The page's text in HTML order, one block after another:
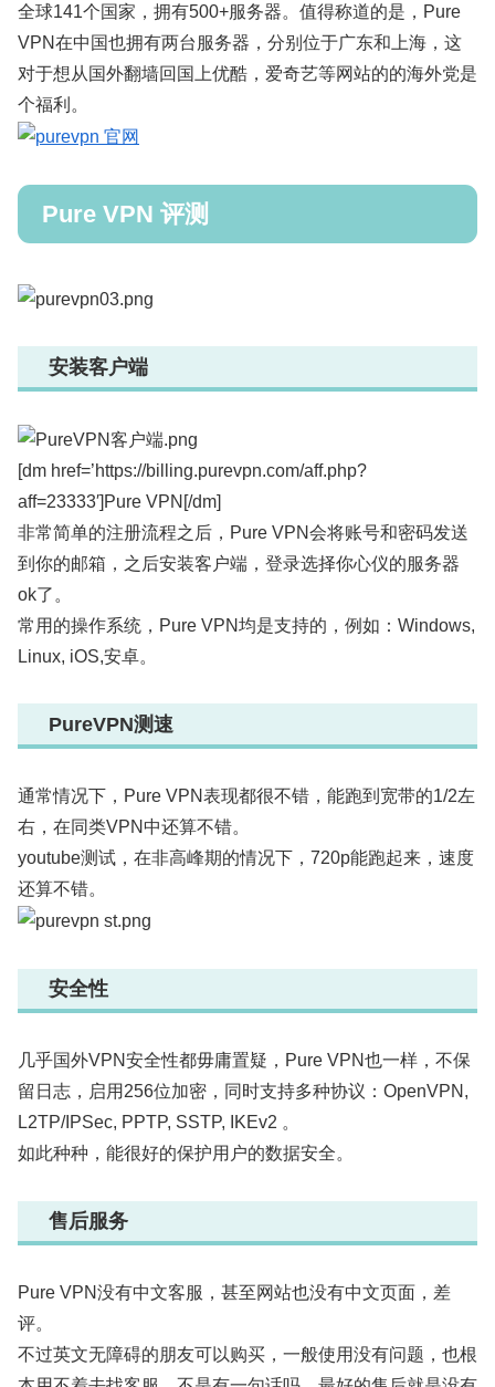
全球141个国家，拥有500+服务器。值得称道的是，Pure
VPN在中国也拥有两台服务器，分别位于广东和上海，这
对于想从国外翻墙回国上优酷，爱奇艺等网站的的海外党是
个福利。
Pure VPN 评测
安装客户端
[dm href=’https://billing.purevpn.com/aff.php?
aff=23333′]Pure VPN[/dm]
非常简单的注册流程之后，Pure VPN会将账号和密码发送
到你的邮箱，之后安装客户端，登录选择你心仪的服务器
ok了。
常用的操作系统，Pure VPN均是支持的，例如：Windows,
Linux, iOS,安卓。
PureVPN测速
通常情况下，Pure VPN表现都很不错，能跑到宽带的1/2左
右，在同类VPN中还算不错。
youtube测试，在非高峰期的情况下，720p能跑起来，速度
还算不错。
安全性
几乎国外VPN安全性都毋庸置疑，Pure VPN也一样，不保
留日志，启用256位加密，同时支持多种协议：OpenVPN,
L2TP/IPSec, PPTP, SSTP, IKEv2 。
如此种种，能很好的保护用户的数据安全。
售后服务
Pure VPN没有中文客服，甚至网站也没有中文页面，差
评。
不过英文无障碍的朋友可以购买，一般使用没有问题，也根